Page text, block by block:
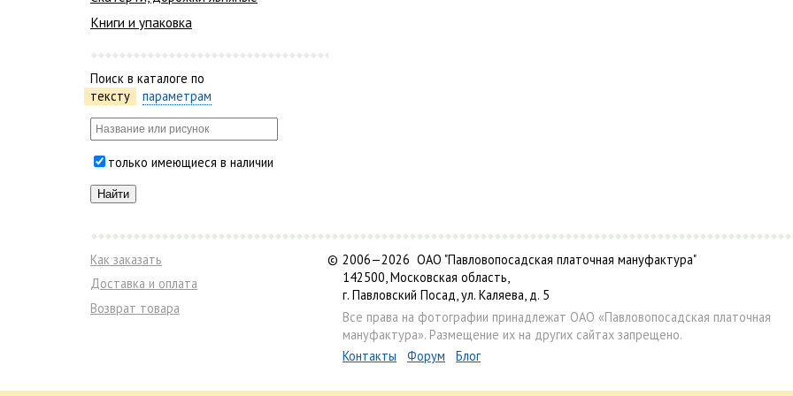
Книги и упаковка
Поиск в каталоге по
тексту
параметрам
только имеющиеся в наличии
Как заказать
Доставка и оплата
Возврат товара
© 2006—2026 ОАО "Павловопосадская платочная мануфактура"
142500, Московская область,
г. Павловский Посад, ул. Каляева, д. 5
Все права на фотографии принадлежат ОАО «Павловопосадская платочная
мануфактура». Размещение их на других сайтах запрещено.
Контакты
Форум Блог